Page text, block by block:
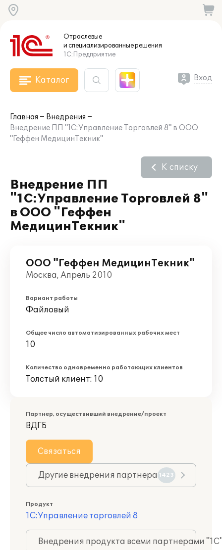
Отраслевые
и специализированныерешения
1С:Предприятие
Каталог Вход
Главная
Внедрения
Внедрение ПП "1С:Управление Торговлей 8" в ООО
"Геффен МедицинТекник"
Внедрение ПП
"1С:Управление Торговлей 8"
в ООО "Геффен
МедицинТекник"
К списку
ООО "Геффен МедицинТекник"
Москва, Апрель 2010
Вариант работы
Файловый
Общее число автоматизированных рабочих мест
10
Количество одновременно работающих клиентов
Толстый клиент: 10
Партнер, осуществивший внедрение/проект
ВДГБ
Связаться
Другие внедрения партнера 1423
Продукт
1С:Управление торговлей 8
Внедрения продукта всеми партнерами